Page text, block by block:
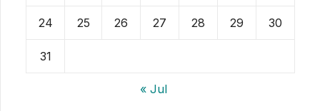
24 25 26 27 28 29 30
31
« Jul